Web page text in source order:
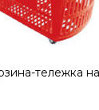
тележка